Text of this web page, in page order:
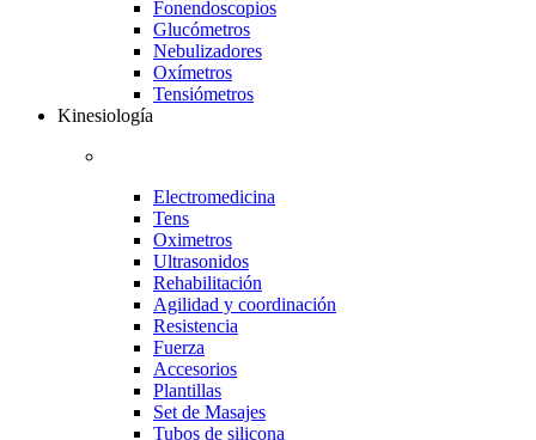
Fonendoscopios
Glucómetros
Nebulizadores
Oxímetros
Tensiómetros
Kinesiología
Electromedicina
Tens
Oximetros
Ultrasonidos
Rehabilitación
Agilidad y coordinación
Resistencia
Fuerza
Accesorios
Plantillas
Set de Masajes
Tubos de silicona